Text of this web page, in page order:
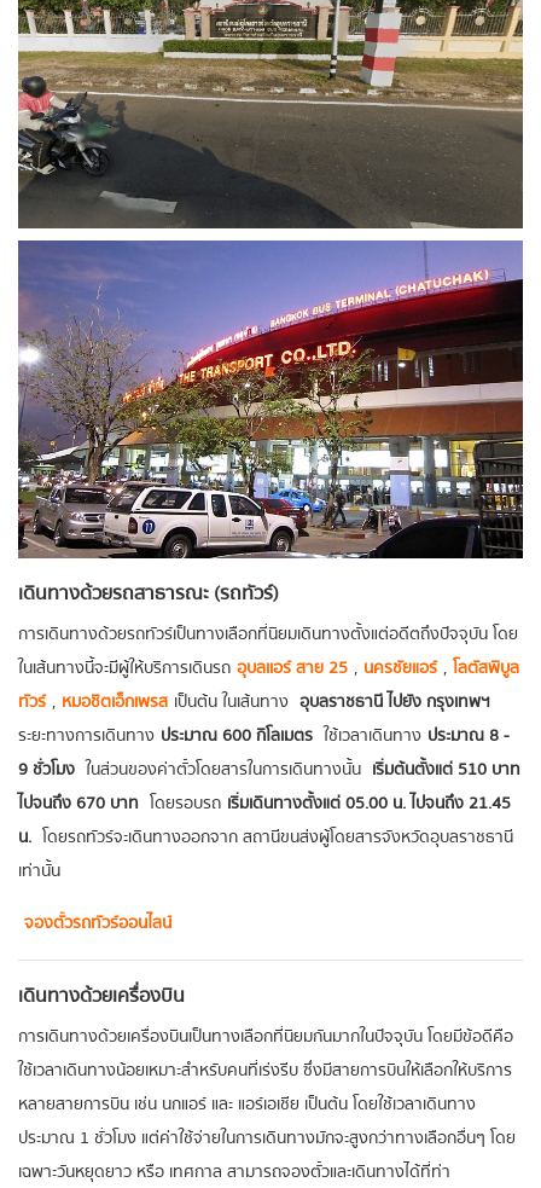
เดินทางด้วยรถสาธารณะ (รถทัวร์)
การเดินทางด้วยรถทัวร์เป็นทางเลือกที่นิยมเดินทางตั้งแต่อดีตถึงปัจจุบัน โดย
ในเส้นทางนี้จะมีผู้ให้บริการเดินรถ อุบลเเอร์ สาย 25 , นครชัยแอร์ , โลตัสพิบูล
ทัวร์ , หมอชิตเอ็กเพรส เป็นต้น ในเส้นทาง อุบลราชธานี ไปยัง กรุงเทพฯ
ระยะทางการเดินทาง ประมาณ 600 กิโลเมตร ใช้เวลาเดินทาง ประมาณ 8 -
9 ชั่วโมง ในส่วนของค่าตั๋วโดยสารในการเดินทางนั้น เริ่มต้นตั้งแต่ 510 บาท
ไปจนถึง 670 บาท โดยรอบรถ เริ่มเดินทางตั้งแต่ 05.00 น. ไปจนถึง 21.45
น. โดยรถทัวร์จะเดินทางออกจาก สถานีขนส่งผู้โดยสารจังหวัดอุบลราชธานี
เท่านั้น
จองตั๋วรถทัวร์ออนไลน์
เดินทางด้วยเครื่องบิน
การเดินทางด้วยเครื่องบินเป็นทางเลือกที่นิยมกันมากในปัจจุบัน โดยมีข้อดีคือ
ใช้เวลาเดินทางน้อยเหมาะสำหรับคนที่เร่งรีบ ซึ่งมีสายการบินให้เลือกให้บริการ
หลายสายการบิน เช่น นกแอร์ และ แอร์เอเชีย เป็นต้น โดยใช้เวลาเดินทาง
ประมาณ 1 ชั่วโมง แต่ค่าใช้จ่ายในการเดินทางมักจะสูงกว่าทางเลือกอื่นๆ โดย
เฉพาะวันหยุดยาว หรือ เทศกาล สามารถจองตั๋วและเดินทางได้ที่ท่า